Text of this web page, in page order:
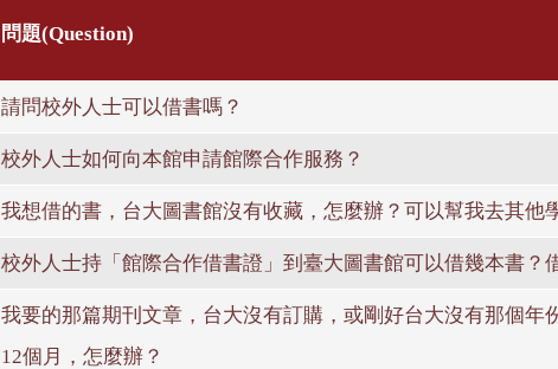
問題(Question)
請問校外人士可以借書嗎？
校外人士如何向本館申請館際合作服務？
我想借的書，台大圖書館沒有收藏，怎麼辦？可以幫我去其他
校外人士持「館際合作借書證」到臺大圖書館可以借幾本書？
我要的那篇期刊文章，台大沒有訂購，或剛好台大沒有那個年
12個月，怎麼辦？